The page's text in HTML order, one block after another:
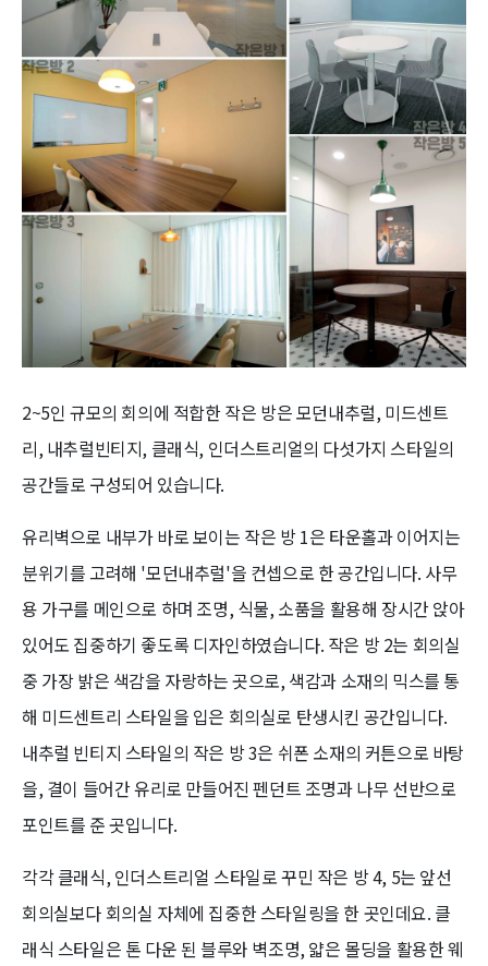
2~5인 규모의 회의에 적합한 작은 방은 모던내추럴, 미드센트
리, 내추럴빈티지, 클래식, 인더스트리얼의 다섯가지 스타일의
공간들로 구성되어 있습니다.
유리벽으로 내부가 바로 보이는 작은 방 1은 타운홀과 이어지는
분위기를 고려해 '모던내추럴'을 컨셉으로 한 공간입니다. 사무
용 가구를 메인으로 하며 조명, 식물, 소품을 활용해 장시간 앉아
있어도 집중하기 좋도록 디자인하였습니다. 작은 방 2는 회의실
중 가장 밝은 색감을 자랑하는 곳으로, 색감과 소재의 믹스를 통
해 미드센트리 스타일을 입은 회의실로 탄생시킨 공간입니다.
내추럴 빈티지 스타일의 작은 방 3은 쉬폰 소재의 커튼으로 바탕
을, 결이 들어간 유리로 만들어진 펜던트 조명과 나무 선반으로
포인트를 준 곳입니다.
각각 클래식, 인더스트리얼 스타일로 꾸민 작은 방 4, 5는 앞선
회의실보다 회의실 자체에 집중한 스타일링을 한 곳인데요. 클
래식 스타일은 톤 다운 된 블루와 벽조명, 얇은 몰딩을 활용한 웨